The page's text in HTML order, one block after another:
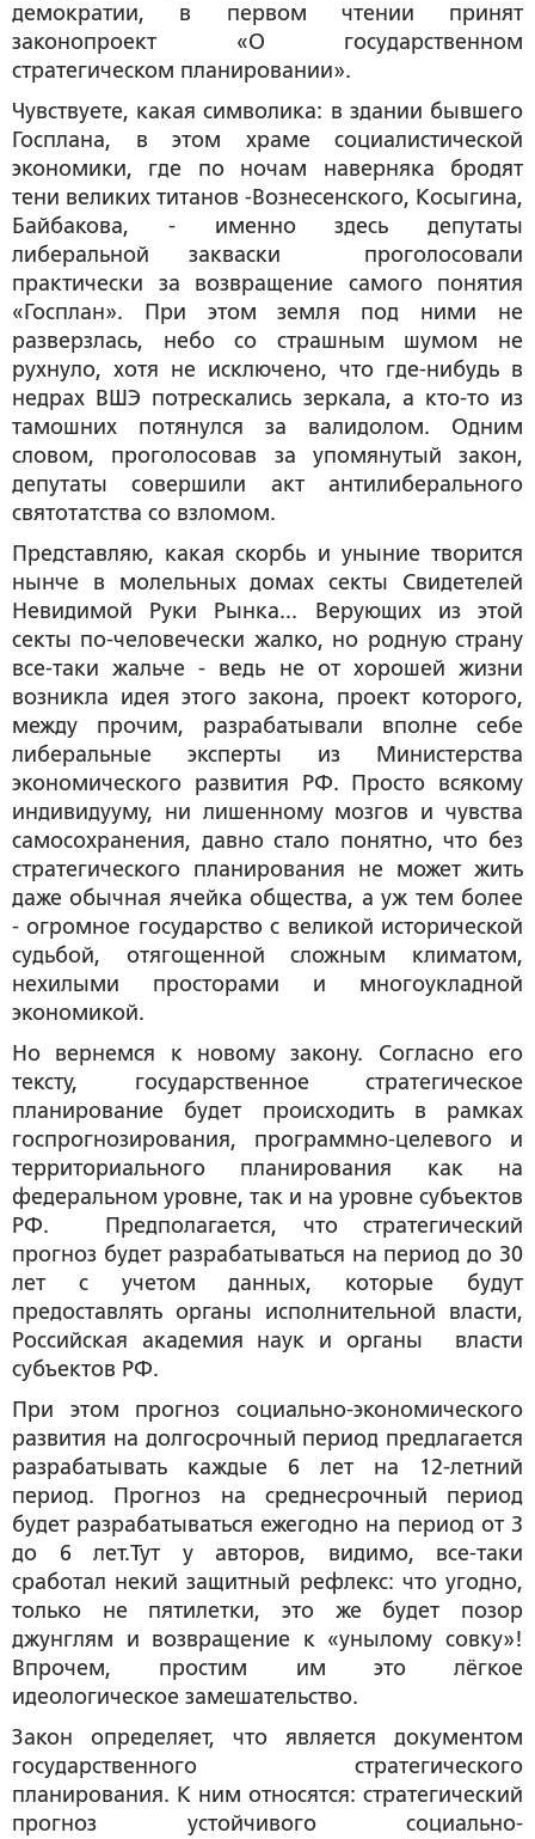
демократии, в первом чтении принят
законопроект «О государственном
стратегическом планировании».
Чувствуете, какая символика: в здании бывшего
Госплана, в этом храме социалистической
экономики, где по ночам наверняка бродят
тени великих титанов -Вознесенского, Косыгина,
Байбакова, - именно здесь депутаты
либеральной закваски проголосовали
практически за возвращение самого понятия
«Госплан». При этом земля под ними не
разверзлась, небо со страшным шумом не
рухнуло, хотя не исключено, что где-нибудь в
недрах ВШЭ потрескались зеркала, а кто-то из
тамошних потянулся за валидолом. Одним
словом, проголосовав за упомянутый закон,
депутаты совершили акт антилиберального
святотатства со взломом.
Представляю, какая скорбь и уныние творится
нынче в молельных домах секты Свидетелей
Невидимой Руки Рынка... Верующих из этой
секты по-человечески жалко, но родную страну
все-таки жальче - ведь не от хорошей жизни
возникла идея этого закона, проект которого,
между прочим, разрабатывали вполне себе
либеральные эксперты из Министерства
экономического развития РФ. Просто всякому
индивидууму, ни лишенному мозгов и чувства
самосохранения, давно стало понятно, что без
стратегического планирования не может жить
даже обычная ячейка общества, а уж тем более
- огромное государство с великой исторической
судьбой, отягощенной сложным климатом,
нехилыми просторами и многоукладной
экономикой.
Но вернемся к новому закону. Согласно его
тексту, государственное стратегическое
планирование будет происходить в рамках
госпрогнозирования, программно-целевого и
территориального планирования как на
федеральном уровне, так и на уровне субъектов
РФ. Предполагается, что стратегический
прогноз будет разрабатываться на период до 30
лет с учетом данных, которые будут
предоставлять органы исполнительной власти,
Российская академия наук и органы власти
субъектов РФ.
При этом прогноз социально-экономического
развития на долгосрочный период предлагается
разрабатывать каждые 6 лет на 12-летний
период. Прогноз на среднесрочный период
будет разрабатываться ежегодно на период от 3
до 6 лет.Тут у авторов, видимо, все-таки
сработал некий защитный рефлекс: что угодно,
только не пятилетки, это же будет позор
джунглям и возвращение к «унылому совку»!
Впрочем, простим им это лёгкое
идеологическое замешательство.
Закон определяет, что является документом
государственного стратегического
планирования. К ним относятся: стратегический
прогноз устойчивого социально-